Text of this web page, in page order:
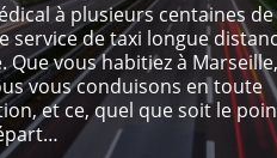
à plusieurs centaines de
service de taxi longue
vous habitiez à Marseille,
vous conduisons en toute
et ce, quel que soit le